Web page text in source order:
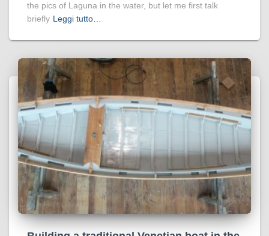
the pics of Laguna in the water, but let me first talk
briefly Leggi tutto…